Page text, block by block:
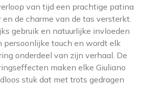
van tijd een prachtige patina
de charme van de tas versterkt.
gebruik en natuurlijke invloeden
persoonlijke touch en wordt elk
onderdeel van zijn verhaal. De
maken elke Giuliano
stuk dat met trots gedragen